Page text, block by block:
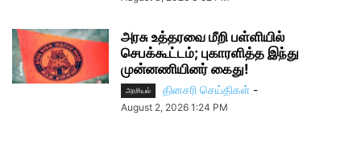
அரசு உத்தரவை மீறி பள்ளியில்
செபக்கூட்டம்; புகாரளித்த இந்து
முன்னணியினர் கைது!
அரசியல் தினசரி செய்திகள் -
August 2, 2026 1:24 PM